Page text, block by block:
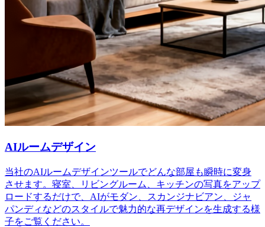
AIルームデザイン
当社のAIルームデザインツールでどんな部屋も瞬時に変身
させます。寝室、リビングルーム、キッチンの写真をアップ
ロードするだけで、AIがモダン、スカンジナビアン、ジャ
パンディなどのスタイルで魅力的な再デザインを生成する様
子をご覧ください。